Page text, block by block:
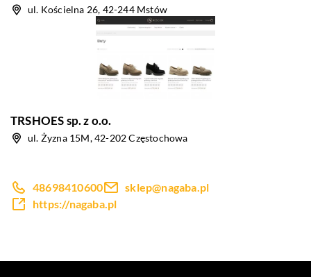
ul. Kościelna 26, 42-244 Mstów
TRSHOES sp. z o.o.
ul. Żyzna 15M, 42-202 Częstochowa
48698410600
sklep@nagaba.pl
https://nagaba.pl